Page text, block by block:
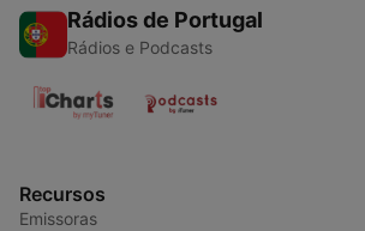
Rádios de Portugal
Rádios e Podcasts
Recursos
Emissoras